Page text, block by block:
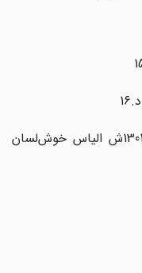
ـ تشکیلات صیونیت کاشان. در سال 1301ش الیاس خوش‌لسان